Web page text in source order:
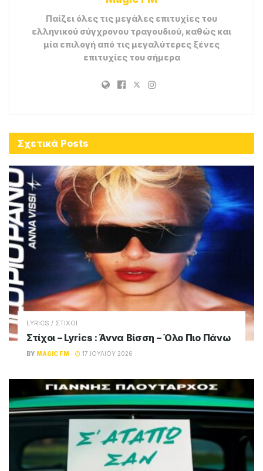
Παίζει όλες τις μεγάλες επιτυχίες του
ελληνικού σύγχρονου τραγουδιού, καθώς και
μία επιλογή από τις μεγαλύτερες ξένες
επιτυχίες του σήμερα
Σχετικά Posts
LYRICS / ΣΤΙΧΟΙ
Στίχοι – Lyrics : Άννα Βίσση – Όλο Πιο Πάνω
BY MAGIC FM 17 ΙΟΥΛΊΟΥ 2026